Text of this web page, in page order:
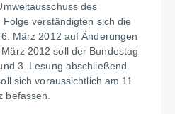
des
verständigten sich die
März 2012 auf Änderungen
2012 soll der Bundestag
3. Lesung abschließend
sich voraussichtlich am 11.
befassen.